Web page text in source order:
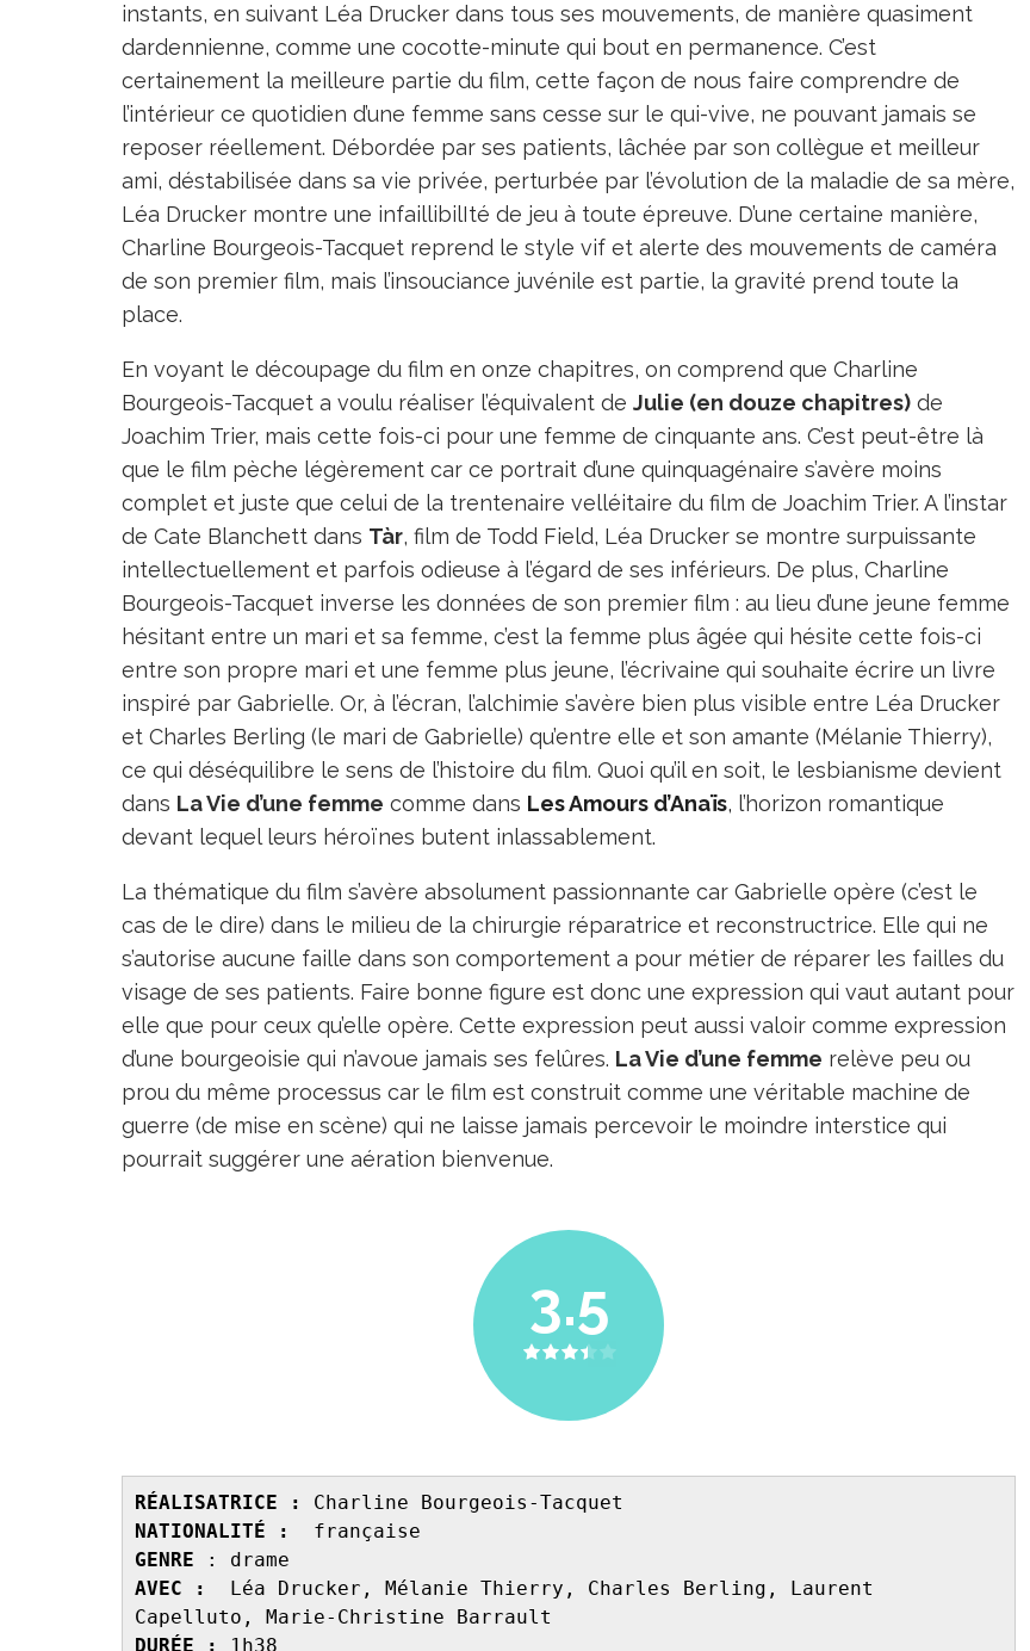
instants, en suivant Léa Drucker dans tous ses mouvements, de manière quasiment
dardennienne, comme une cocotte-minute qui bout en permanence. C’est
certainement la meilleure partie du film, cette façon de nous faire comprendre de
l’intérieur ce quotidien d’une femme sans cesse sur le qui-vive, ne pouvant jamais se
reposer réellement. Débordée par ses patients, lâchée par son collègue et meilleur
ami, déstabilisée dans sa vie privée, perturbée par l’évolution de la maladie de sa mère,
Léa Drucker montre une infaillibilIté de jeu à toute épreuve. D’une certaine manière,
Charline Bourgeois-Tacquet reprend le style vif et alerte des mouvements de caméra
de son premier film, mais l’insouciance juvénile est partie, la gravité prend toute la
place.
En voyant le découpage du film en onze chapitres, on comprend que Charline
Bourgeois-Tacquet a voulu réaliser l’équivalent de Julie (en douze chapitres) de
Joachim Trier, mais cette fois-ci pour une femme de cinquante ans. C’est peut-être là
que le film pèche légèrement car ce portrait d’une quinquagénaire s’avère moins
complet et juste que celui de la trentenaire velléitaire du film de Joachim Trier. A l’instar
de Cate Blanchett dans Tàr, film de Todd Field, Léa Drucker se montre surpuissante
intellectuellement et parfois odieuse à l’égard de ses inférieurs. De plus, Charline
Bourgeois-Tacquet inverse les données de son premier film : au lieu d’une jeune femme
hésitant entre un mari et sa femme, c’est la femme plus âgée qui hésite cette fois-ci
entre son propre mari et une femme plus jeune, l’écrivaine qui souhaite écrire un livre
inspiré par Gabrielle. Or, à l’écran, l’alchimie s’avère bien plus visible entre Léa Drucker
et Charles Berling (le mari de Gabrielle) qu’entre elle et son amante (Mélanie Thierry),
ce qui déséquilibre le sens de l’histoire du film. Quoi qu’il en soit, le lesbianisme devient
dans La Vie d’une femme comme dans Les Amours d’Anaïs, l’horizon romantique
devant lequel leurs héroïnes butent inlassablement.
La thématique du film s’avère absolument passionnante car Gabrielle opère (c’est le
cas de le dire) dans le milieu de la chirurgie réparatrice et reconstructrice. Elle qui ne
s’autorise aucune faille dans son comportement a pour métier de réparer les failles du
visage de ses patients. Faire bonne figure est donc une expression qui vaut autant pour
elle que pour ceux qu’elle opère. Cette expression peut aussi valoir comme expression
d’une bourgeoisie qui n’avoue jamais ses felûres. La Vie d’une femme relève peu ou
prou du même processus car le film est construit comme une véritable machine de
guerre (de mise en scène) qui ne laisse jamais percevoir le moindre interstice qui
pourrait suggérer une aération bienvenue.
3.5
RÉALISATRICE : Charline Bourgeois-Tacquet
NATIONALITÉ :
  française
GENRE
: drame
AVEC :
Léa Drucker, Mélanie Thierry, Charles Berling, Laurent
Capelluto, Marie-Christine Barrault
DURÉE :
1h38